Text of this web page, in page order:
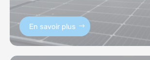
En savoir plus